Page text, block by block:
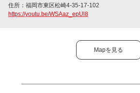
住所：福岡市東区松崎4-35-17-102
https://youtu.be/WSAaz_epUl8
Mapを見る